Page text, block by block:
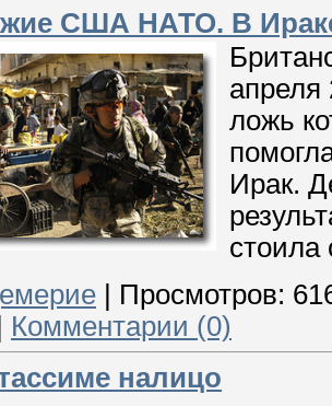
США НАТО. В
апреля
ложь
Ирак.
стоила
| Просмотров:
Комментарии (0)
налицо